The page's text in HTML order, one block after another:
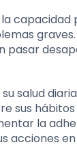
la
pasar
salud
sus hábitos
la
acciones en